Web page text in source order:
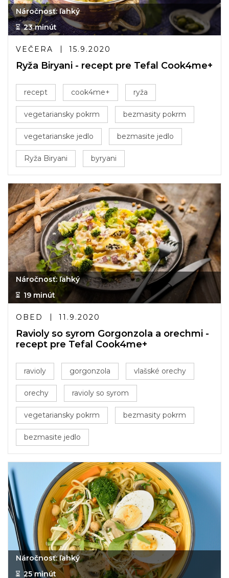
Náročnosť: ľahký
23 minút
VEČERA 15.9.2020
Ryža Biryani - recept pre Tefal Cook4me+
recept cook4me+ ryža
vegetariansky pokrm bezmasity pokrm
vegetarianske jedlo bezmasite jedlo
Ryža Biryani byryani
Náročnosť: ľahký
19 minút
OBED 11.9.2020
Ravioly so syrom Gorgonzola a orechmi -
recept pre Tefal Cook4me+
ravioly gorgonzola vlašské orechy
orechy ravioly so syrom
vegetariansky pokrm bezmasity pokrm
bezmasite jedlo
Náročnosť: ľahký
25 minút